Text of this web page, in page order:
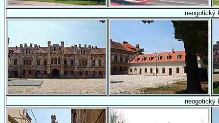
neogotický
neogotický